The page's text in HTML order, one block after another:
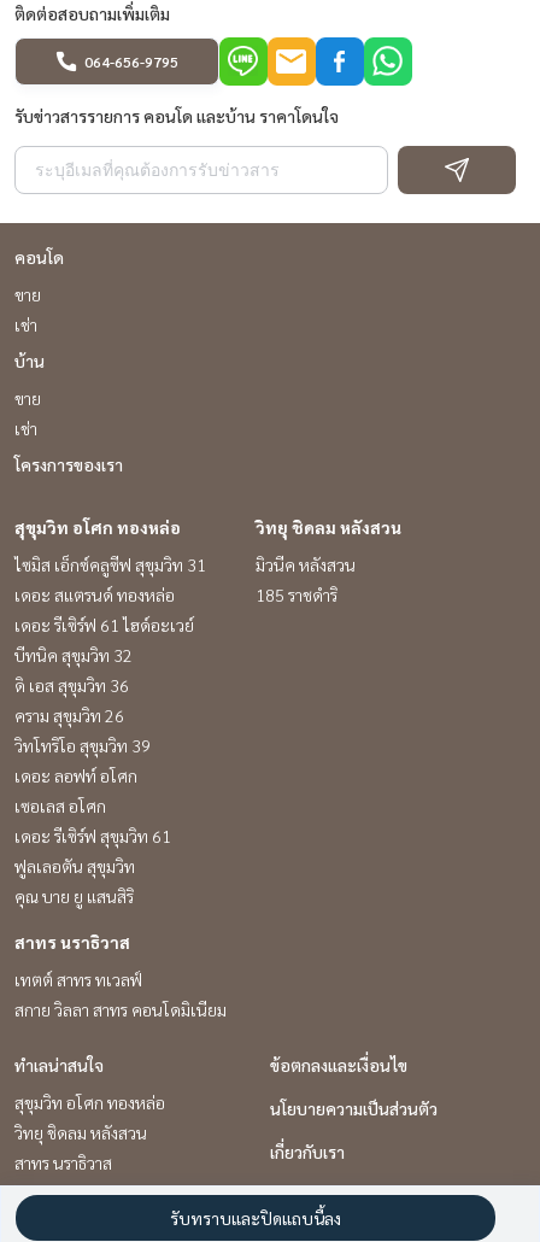
ติดต่อสอบถามเพิ่มเติม
064-656-9795
รับข่าวสารรายการ คอนโด และบ้าน ราคาโดนใจ
คอนโด
ขาย
เช่า
บ้าน
ขาย
เช่า
โครงการของเรา
สุขุมวิท อโศก ทองหล่อ
ไซมิส เอ็กซ์คลูซีฟ สุขุมวิท 31
เดอะ สแตรนด์ ทองหล่อ
เดอะ รีเซิร์ฟ 61 ไฮด์อะเวย์
บีทนิค สุขุมวิท 32
ดิ เอส สุขุมวิท 36
คราม สุขุมวิท 26
วิทโทริโอ สุขุมวิท 39
เดอะ ลอฟท์ อโศก
เซอเลส อโศก
เดอะ รีเซิร์ฟ สุขุมวิท 61
ฟูลเลอตัน สุขุมวิท
คุณ บาย ยู แสนสิริ
วิทยุ ชิดลม หลังสวน
มิวนีค หลังสวน
185 ราชดำริ
สาทร นราธิวาส
เทตต์ สาทร ทเวลฟ์
สกาย วิลลา สาทร คอนโดมิเนียม
ทำเลน่าสนใจ
สุขุมวิท อโศก ทองหล่อ
วิทยุ ชิดลม หลังสวน
สาทร นราธิวาส
ข้อตกลงและเงื่อนไข
นโยบายความเป็นส่วนตัว
เกี่ยวกับเรา
วิธีการฝากขาย-เช่า
รับทราบและปิดแถบนี้ลง